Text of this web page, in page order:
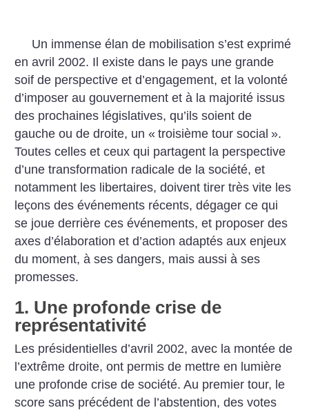
Un immense élan de mobilisation s’est exprimé
en avril 2002. Il existe dans le pays une grande
soif de perspective et d’engagement, et la volonté
d’imposer au gouvernement et à la majorité issus
des prochaines législatives, qu’ils soient de
gauche ou de droite, un « troisième tour social ».
Toutes celles et ceux qui partagent la perspective
d’une transformation radicale de la société, et
notamment les libertaires, doivent tirer très vite les
leçons des événements récents, dégager ce qui
se joue derrière ces événements, et proposer des
axes d’élaboration et d’action adaptés aux enjeux
du moment, à ses dangers, mais aussi à ses
promesses.
1. Une profonde crise de
représentativité
Les présidentielles d’avril 2002, avec la montée de
l’extrême droite, ont permis de mettre en lumière
une profonde crise de société. Au premier tour, le
score sans précédent de l’abstention, des votes